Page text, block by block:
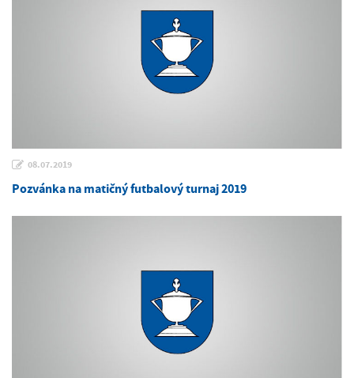
08.07.2019
Pozvánka na matičný futbalový turnaj 2019